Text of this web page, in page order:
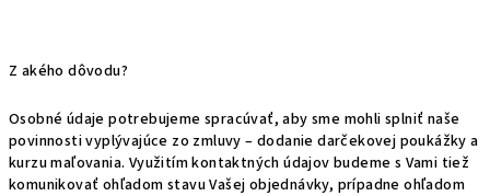
Z akého dôvodu?
Osobné údaje potrebujeme spracúvať, aby sme mohli splniť naše
povinnosti vyplývajúce zo zmluvy – dodanie darčekovej poukážky a
kurzu maľovania. Využitím kontaktných údajov budeme s Vami tiež
komunikovať ohľadom stavu Vašej objednávky, prípadne ohľadom